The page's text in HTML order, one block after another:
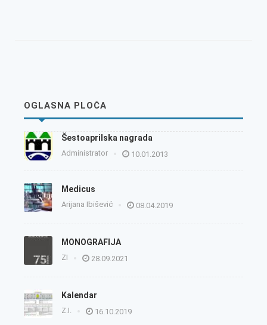
OGLASNA PLOČA
Šestoaprilska nagrada
Administrator 10.01.2013
Medicus
Arijana Ibišević 08.04.2019
MONOGRAFIJA
ZI 28.09.2021
Kalendar
Z.I. 16.10.2019